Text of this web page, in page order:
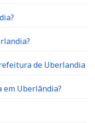
de Uberlandia
em Uberlândia?